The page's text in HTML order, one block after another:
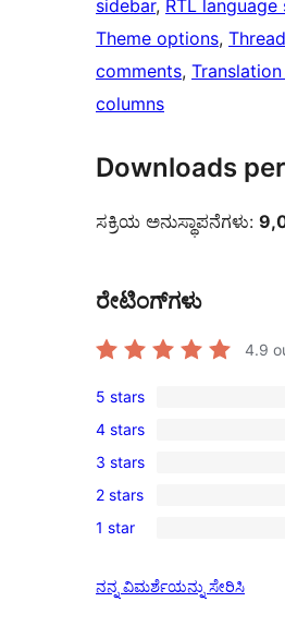
sidebar, RTL
Theme options,
comments,
columns
Downloads
ಸಕ್ರಿಯ ಅನುಸ್ಥಾಪನೆಗಳು:
ರೇಟಿಂಗ್‌ಗಳು
4.9
188
5-
star
reviews
5 stars
9
4-
star
reviews
4 stars
0
3-
star
3 stars
0
2-
reviews
2 stars
2
star
1 star
ನನ್ನ ವಿಮರ್ಶೆಯನ್ನು ಸೇರಿಸಿ